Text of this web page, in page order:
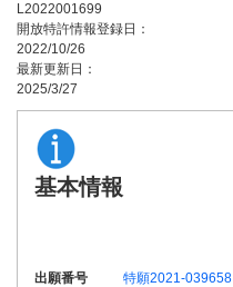
L2022001699
開放特許情報登録日：
2022/10/26
最新更新日：
2025/3/27
基本情報
出願番号
特願2021-039658